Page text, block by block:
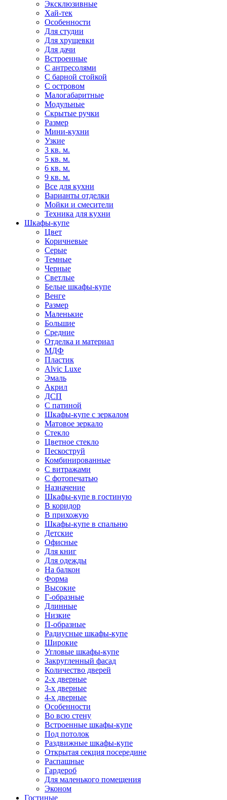
Эксклюзивные
Хай-тек
Особенности
Для студии
Для хрущевки
Для дачи
Встроенные
С антресолями
С барной стойкой
С островом
Малогабаритные
Модульные
Скрытые ручки
Размер
Мини-кухни
Узкие
3 кв. м.
5 кв. м.
6 кв. м.
9 кв. м.
Все для кухни
Варианты отделки
Мойки и смесители
Техника для кухни
Шкафы-купе
Цвет
Коричневые
Серые
Темные
Черные
Светлые
Белые шкафы-купе
Венге
Размер
Маленькие
Большие
Средние
Отделка и материал
МДФ
Пластик
Alvic Luxe
Эмаль
Акрил
ДСП
С патиной
Шкафы-купе с зеркалом
Матовое зеркало
Стекло
Цветное стекло
Пескоструй
Комбинированные
С витражами
С фотопечатью
Назначение
Шкафы-купе в гостиную
В коридор
В прихожую
Шкафы-купе в спальню
Детские
Офисные
Для книг
Для одежды
На балкон
Форма
Высокие
Г-образные
Длинные
Низкие
П-образные
Радиусные шкафы-купе
Широкие
Угловые шкафы-купе
Закругленный фасад
Количество дверей
2-х дверные
3-х дверные
4-х дверные
Особенности
Во всю стену
Встроенные шкафы-купе
Под потолок
Раздвижные шкафы-купе
Открытая секция посередине
Распашные
Гардероб
Для маленького помещения
Эконом
Гостиные